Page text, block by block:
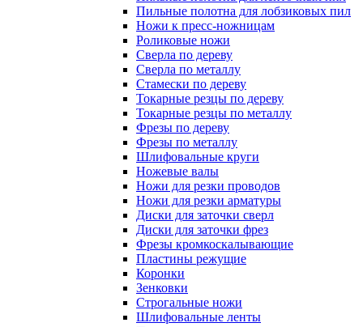
Пильные полотна для лобзиковых пил
Ножи к пресс-ножницам
Роликовые ножи
Сверла по дереву
Сверла по металлу
Стамески по дереву
Токарные резцы по дереву
Токарные резцы по металлу
Фрезы по дереву
Фрезы по металлу
Шлифовальные круги
Ножевые валы
Ножи для резки проводов
Ножи для резки арматуры
Диски для заточки сверл
Диски для заточки фрез
Фрезы кромкоскалывающие
Пластины режущие
Коронки
Зенковки
Строгальные ножи
Шлифовальные ленты